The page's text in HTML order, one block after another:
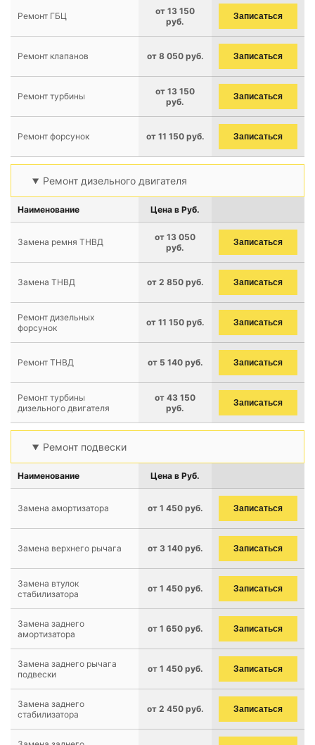
Ремонт ГБЦ
от 13 150
руб.
Записаться
Ремонт клапанов от 8 050 руб. Записаться
Ремонт турбины
от 13 150
руб.
Записаться
Ремонт форсунок от 11 150 руб. Записаться
Ремонт дизельного двигателя
Наименование Цена в Руб.
Замена ремня ТНВД
от 13 050
руб.
Записаться
Замена ТНВД от 2 850 руб. Записаться
Ремонт дизельных
форсунок
от 11 150 руб. Записаться
Ремонт ТНВД от 5 140 руб. Записаться
Ремонт турбины
дизельного двигателя
от 43 150
руб.
Записаться
Ремонт подвески
Наименование Цена в Руб.
Замена амортизатора от 1 450 руб. Записаться
Замена верхнего рычага от 3 140 руб. Записаться
Замена втулок
стабилизатора
от 1 450 руб. Записаться
Замена заднего
амортизатора
от 1 650 руб. Записаться
Замена заднего рычага
подвески
от 1 450 руб. Записаться
Замена заднего
стабилизатора
от 2 450 руб. Записаться